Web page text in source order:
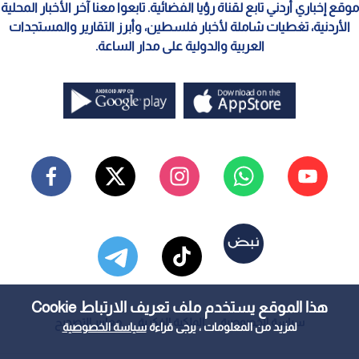
هذا الموقع يستخدم ملف تعريف الارتباط Cookie
لمزيد من المعلومات ، يرجى قراءةسياسة الخصوصية
موقع إخباري أردني تابع لقناة رؤيا الفضائية. تابعوا معنا آخر الأخبار المحلية
الأردنية، تغطيات شاملة لأخبار فلسطين، وأبرز التقارير والمستجدات
العربية والدولية على مدار الساعة.
سياسة الخصوصية الملكية الفكرية معايير التصحيح